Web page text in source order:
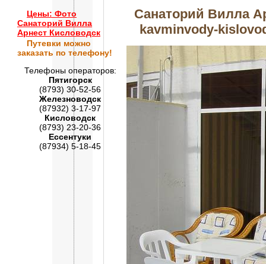
Цены: Фото
Санаторий Вилла
Арнест Кисловодск
Путевки можно
заказать по телефону!
Телефоны операторов:
Пятигорск
(8793) 30-52-56
Железноводск
(87932) 3-17-97
Кисловодск
(8793) 23-20-36
Ессентуки
(87934) 5-18-45
Санаторий Вилла
kavminvody-